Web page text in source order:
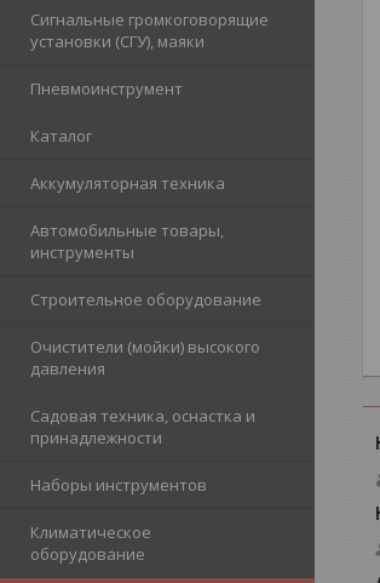
Сигнальные громкоговорящие
установки (СГУ), маяки
Пневмоинструмент
Каталог
Аккумуляторная техника
Автомобильные товары,
инструменты
Строительное оборудование
Очистители (мойки) высокого
давления
Садовая техника, оснастка и
принадлежности
Наборы инструментов
Климатическое
оборудование